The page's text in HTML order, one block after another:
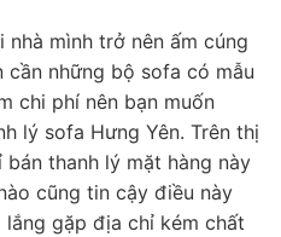
mình trở nên ấm cúng
cần những bộ sofa có mẫu
chi phí nên bạn muốn
lý sofa Hưng Yên. Trên thị
thanh lý mặt hàng này
cũng tin cậy điều này
gặp địa chỉ kém chất